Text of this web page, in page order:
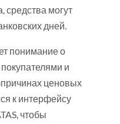
средства могут
дней.
понимание о
и
ценовых
к интерфейсу
чтобы